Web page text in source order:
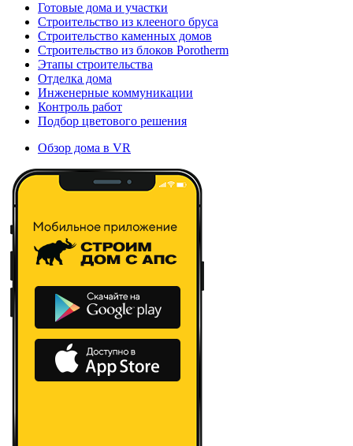
Готовые дома и участки
Строительство из клееного бруса
Строительство каменных домов
Строительство из блоков Porotherm
Этапы строительства
Отделка дома
Инженерные коммуникации
Контроль работ
Подбор цветового решения
Обзор дома в VR